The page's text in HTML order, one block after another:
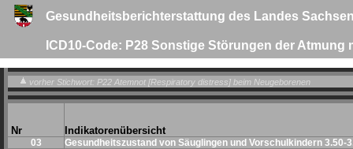
Gesundheitsberichterstattung des Landes
ICD10-Code: P28 Sonstige Störungen der
vorher Stichwort: P22 Atemnot [Respiratory distress] beim Neugeborenen
Nr Indikatorenübersicht
03 Gesundheitszustand von Säuglingen und Vorschulkindern 3.50-